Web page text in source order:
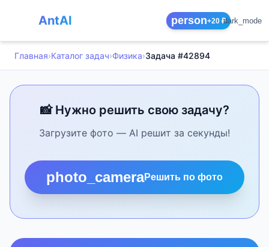
AntAI person+20 ₽dark_mode
Главная›Каталог задач›Физика›Задача #42894
📸 Нужно решить свою задачу?
Загрузите фото — AI решит за секунды!
photo_cameraРешить по фото